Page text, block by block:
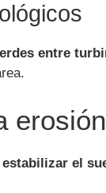
entre
estabilizar el